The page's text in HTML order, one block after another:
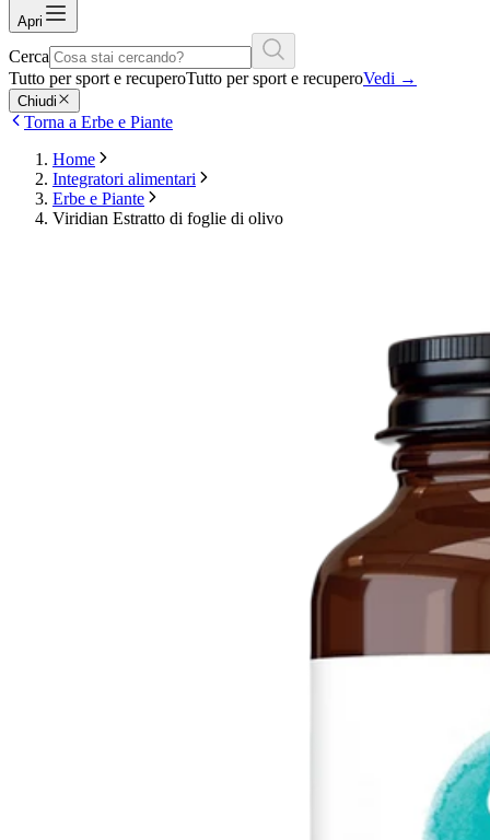
Apri
Cerca
Tutto per sport e recuperoTutto per sport e recuperoVedi →
Chiudi
Torna a Erbe e Piante
Home
Integratori alimentari
Erbe e Piante
Viridian Estratto di foglie di olivo